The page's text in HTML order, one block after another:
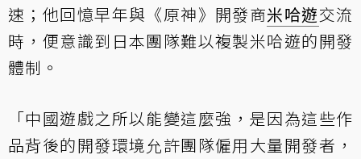
速；他回憶早年與《原神》開發商米哈遊交流
時，便意識到日本團隊難以複製米哈遊的開發
體制。
「中國遊戲之所以能變這麼強，是因為這些作
品背後的開發環境允許團隊僱用大量開發者，